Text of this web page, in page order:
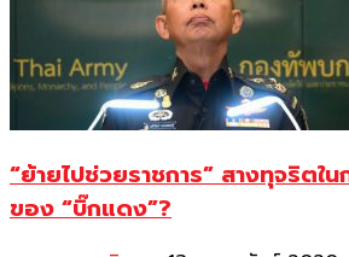
“ย้ายไปช่วยราชการ” สางทุจริต
ของ “บิ๊กแดง”?